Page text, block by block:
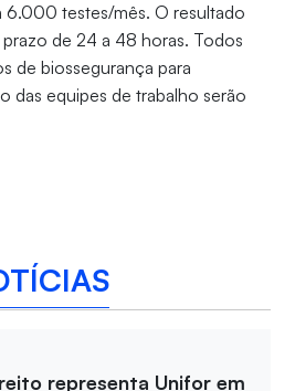
6.000 testes/mês. O resultado
de 24 a 48 horas. Todos
de biossegurança para
das equipes de trabalho serão
representa Unifor em